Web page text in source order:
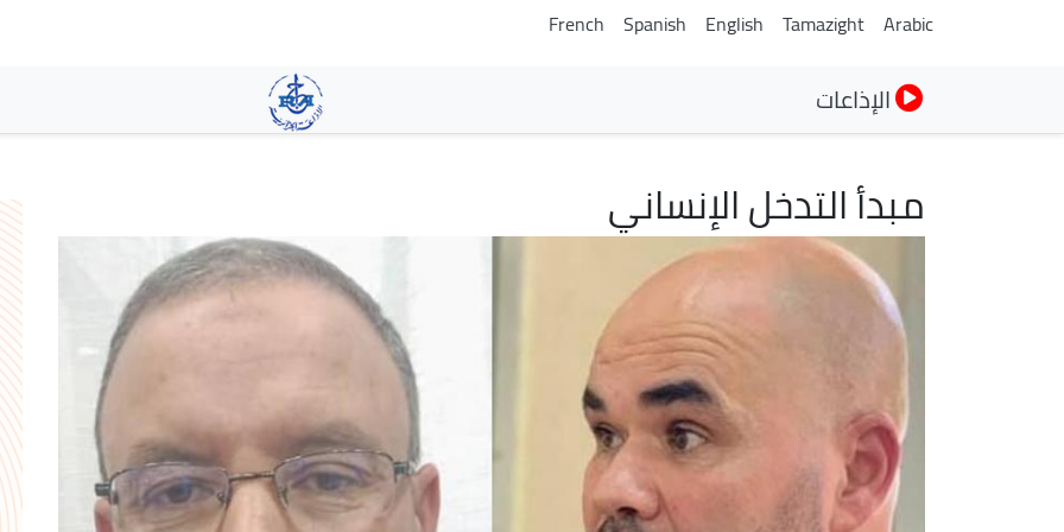
Arabic
Tamazight
English
Spanish
French
الإذاعات
مبدأ التدخل الإنساني